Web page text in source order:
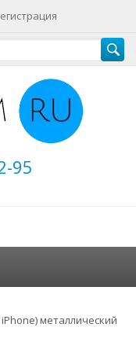
95
металлический